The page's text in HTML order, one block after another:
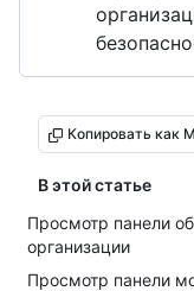
Копировать как
В этой статье
Просмотр панели
организации
Просмотр панели